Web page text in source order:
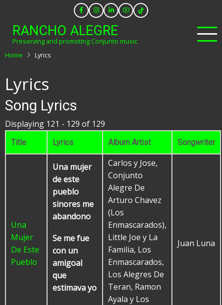
main
content
RANCHO ALEGRE
Preserving and promoting Conjunto music
Home
Lyrics
Lyrics
Song Lyrics
Displaying 121 - 129 of 129
Title Lyrics Album Artist Songwriter
Una
Mujer
De Este
Pueblo
Una mujer
de este
pueblo
sinores me
abandono
Se me fue
con un
amigoal
que
estimava yo
Carlos y Jose,
Conjunto
Alegre De
Arturo Chavez
(Los
Enmascarados),
Little Joe y La
Familia, Los
Enmascarados,
Los Alegres De
Teran, Ramon
Ayala y Los
Juan Luna